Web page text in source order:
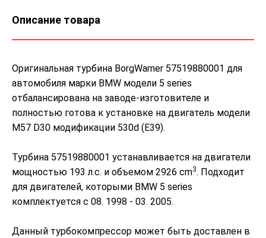
Описание товара
Оригинальная турбина BorgWarner 57519880001 для
автомобиля марки BMW модели 5 series
отбалансирована на заводе-изготовителе и
полностью готова к установке на двигатель модели
M57 D30 модификации 530d (E39).
Турбина 57519880001 устанавливается на двигатели
мощностью 193 л.с. и объемом 2926 cm3. Подходит
для двигателей, которыми BMW 5 series
комплектуется с 08. 1998 - 03. 2005.
Данный турбокомпрессор может быть доставлен в